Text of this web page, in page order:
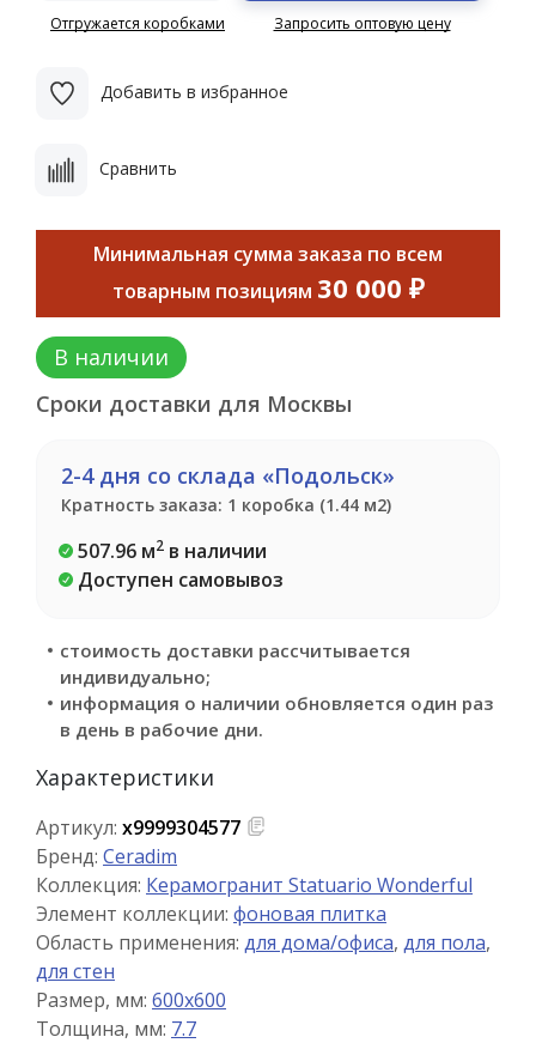
Отгружается коробками Запросить оптовую цену
Добавить в избранное
Сравнить
Минимальная сумма заказа по всем
товарным позициям 30 000 ₽
В наличии
Сроки доставки для Москвы
2-4 дня со склада «Подольск»
Кратность заказа: 1 коробка (1.44 м2)
507.96 м2 в наличии
Доступен самовывоз
стоимость доставки рассчитывается
индивидуально;
информация о наличии обновляется один раз
в день в рабочие дни.
Характеристики
Артикул: х9999304577
Бренд: Ceradim
Коллекция: Керамогранит Statuario Wonderful
Элемент коллекции: фоновая плитка
Область применения: для дома/офиса, для пола,
для стен
Размер, мм: 600x600
Толщина, мм: 7.7